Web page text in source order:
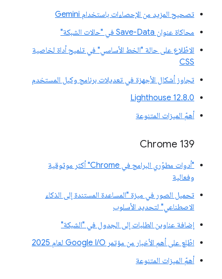
تصحيح المزيد من الإحصاءات باستخدام Gemini
محاكاة عنوان Save-Data في "حالات الشبكة"
الاطّلاع على حالة "الخط الأساسي" في تلميح أداة لخاصية
CSS
تجاوز أشكال الأجهزة في تعديلات برنامج وكيل المستخدم
‫Lighthouse 12.8.0
أهمّ الميزات المتنوعة
‫Chrome 139
"أدوات مطوّري البرامج في Chrome" أكثر موثوقية
وفعالية
تحميل الصور في ميزة "المساعدة المستندة إلى الذكاء
الاصطناعي" لتحديد الأسلوب
إضافة عناوين الطلبات إلى الجدول في "الشبكة"
اطّلِع على أهم الأخبار من مؤتمر Google I/O لعام 2025
أهمّ الميزات المتنوعة